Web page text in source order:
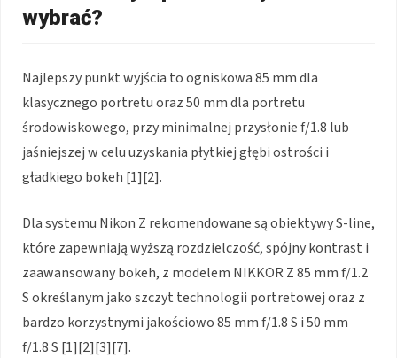
wybrać?
Najlepszy punkt wyjścia to ogniskowa 85 mm dla
klasycznego portretu oraz 50 mm dla portretu
środowiskowego, przy minimalnej przysłonie f/1.8 lub
jaśniejszej w celu uzyskania płytkiej głębi ostrości i
gładkiego bokeh [1][2].
Dla systemu Nikon Z rekomendowane są obiektywy S-line,
które zapewniają wyższą rozdzielczość, spójny kontrast i
zaawansowany bokeh, z modelem NIKKOR Z 85 mm f/1.2
S określanym jako szczyt technologii portretowej oraz z
bardzo korzystnymi jakościowo 85 mm f/1.8 S i 50 mm
f/1.8 S [1][2][3][7].